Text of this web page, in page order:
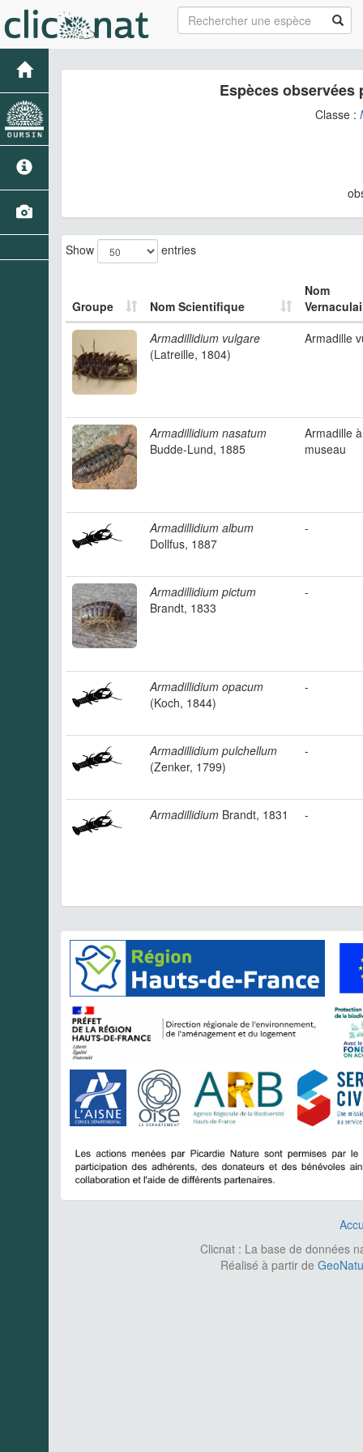
Espèces
Classe :
Show entries
Groupe Nom Scientifique
Nom
Armadillidium vulgare
(Latreille, 1804)
Armadille
Armadillidium nasatum
Budde-Lund, 1885
Armadille
museau
Armadillidium album
Dollfus, 1887
-
Armadillidium pictum
Brandt, 1833
-
Armadillidium opacum
(Koch, 1844)
-
Armadillidium pulchellum
(Zenker, 1799)
-
Armadillidium Brandt, 1831 -
Clicnat : La base de données
Réalisé à partir de